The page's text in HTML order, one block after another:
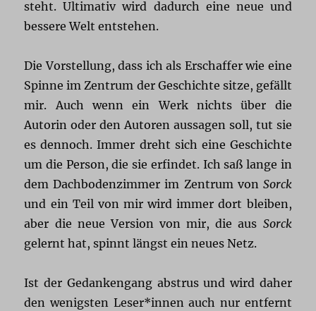
steht. Ultimativ wird dadurch eine neue und
bessere Welt entstehen.
Die Vorstellung, dass ich als Erschaffer wie eine
Spinne im Zentrum der Geschichte sitze, gefällt
mir. Auch wenn ein Werk nichts über die
Autorin oder den Autoren aussagen soll, tut sie
es dennoch. Immer dreht sich eine Geschichte
um die Person, die sie erfindet. Ich saß lange in
dem Dachbodenzimmer im Zentrum von Sorck
und ein Teil von mir wird immer dort bleiben,
aber die neue Version von mir, die aus Sorck
gelernt hat, spinnt längst ein neues Netz.
Ist der Gedankengang abstrus und wird daher
den wenigsten Leser*innen auch nur entfernt